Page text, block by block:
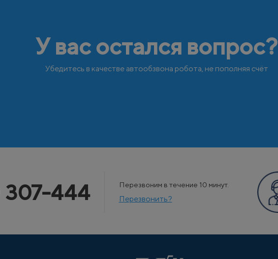
У вас остался вопрос?
Убедитесь в качестве автообзвона робота, не пополняя счёт
307-444 Перезвоним в течение 10 минут.
Перезвонить?